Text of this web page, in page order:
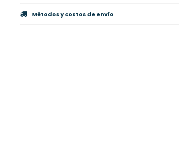
Métodos y costos de envío